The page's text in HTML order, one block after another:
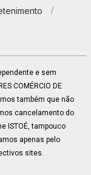
e sem
COMÉRCIO DE
também que não
cancelamento do
ISTOÉ, tampouco
apenas pelo
sites.